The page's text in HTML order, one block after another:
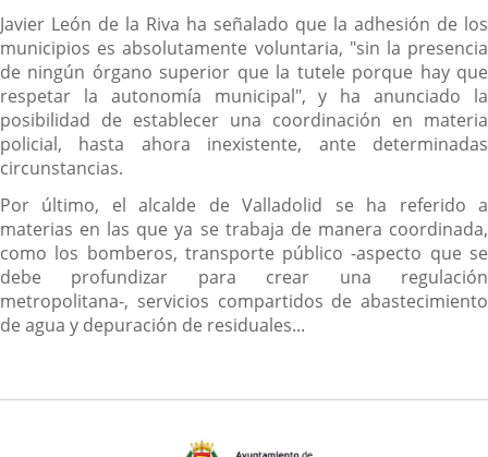
Javier León de la Riva ha señalado que la adhesión de los
municipios es absolutamente voluntaria, "sin la presencia
de ningún órgano superior que la tutele porque hay que
respetar la autonomía municipal", y ha anunciado la
posibilidad de establecer una coordinación en materia
policial, hasta ahora inexistente, ante determinadas
circunstancias.
Por último, el alcalde de Valladolid se ha referido a
materias en las que ya se trabaja de manera coordinada,
como los bomberos, transporte público -aspecto que se
debe profundizar para crear una regulación
metropolitana-, servicios compartidos de abastecimiento
de agua y depuración de residuales...